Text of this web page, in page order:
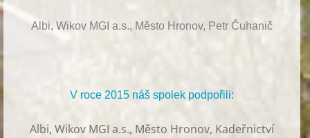
Albi, Wikov MGI a.s., Město Hronov, Petr Čuhanič
V roce 2015 náš spolek podpořili:
Albi,Wikov MGI a.s., Město Hronov, Kadeřnictví